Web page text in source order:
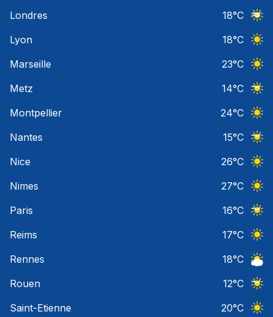
Londres
18°C
Lyon
18°C
Marseille
23°C
Metz
14°C
Montpellier
24°C
Nantes
15°C
Nice
26°C
Nimes
27°C
Paris
16°C
Reims
17°C
Rennes
18°C
Rouen
12°C
Saint-Etienne
20°C